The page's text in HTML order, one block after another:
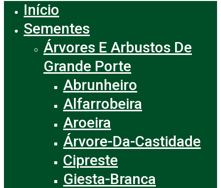
Menu
Início
Sementes
Árvores E Arbustos De
Grande Porte
Abrunheiro
Alfarrobeira
Aroeira
Árvore-Da-Castidade
Cipreste
Giesta-Branca